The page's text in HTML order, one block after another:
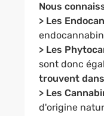
Nous
> Les
> Les
sont donc
trouvent
> Les
d'origine